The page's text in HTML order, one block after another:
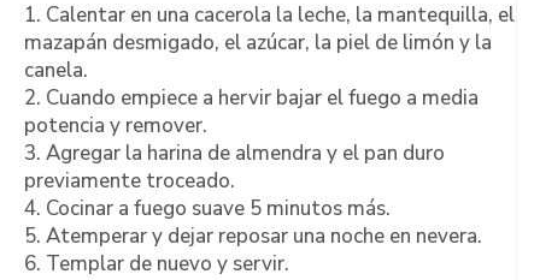
1. Calentar en una cacerola la leche, la mantequilla, el
mazapán desmigado, el azúcar, la piel de limón y la
canela.
2. Cuando empiece a hervir bajar el fuego a media
potencia y remover.
3. Agregar la harina de almendra y el pan duro
previamente troceado.
4. Cocinar a fuego suave 5 minutos más.
5. Atemperar y dejar reposar una noche en nevera.
6. Templar de nuevo y servir.